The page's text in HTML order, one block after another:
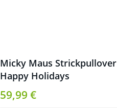
Micky Maus Strickpullover
Happy Holidays
59,99 €